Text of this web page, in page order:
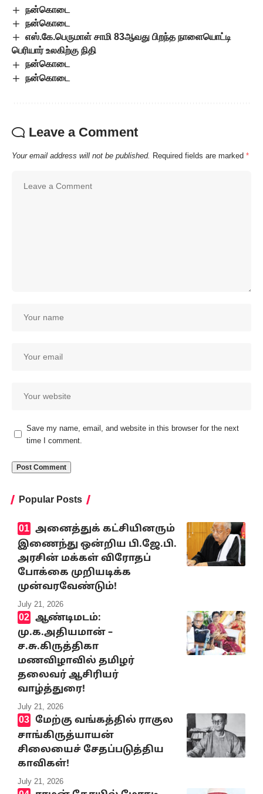
நன்கொடை
நன்கொடை
எஸ்.கே.பெருமாள் சாமி 83ஆவது பிறந்த நாளையொட்டி
பெரியார் உலகிற்கு நிதி
நன்கொடை
நன்கொடை
Leave a Comment
Your email address will not be published. Required fields are marked *
Save my name, email, and website in this browser for the next
time I comment.
Popular Posts
அனைத்துக் கட்சியினரும்
இணைந்து ஒன்றிய பி.ஜே.பி.
அரசின் மக்கள் விரோதப்
போக்கை முறியடிக்க
முன்வரவேண்டும்!
July 21, 2026
ஆண்டிமடம்:
மு.க.அதியமான் –
ச.சு.கிருத்திகா
மணவிழாவில் தமிழர்
தலைவர் ஆசிரியர்
வாழ்த்துரை!
July 21, 2026
மேற்கு வங்கத்தில் ராகுல
சாங்கிருத்யாயன்
சிலையைச் சேதப்படுத்திய
காவிகள்!
July 21, 2026